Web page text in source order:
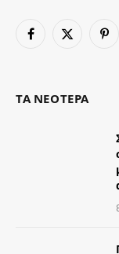
Facebook
X
ΤΑ ΝΕΟΤΕΡΑ